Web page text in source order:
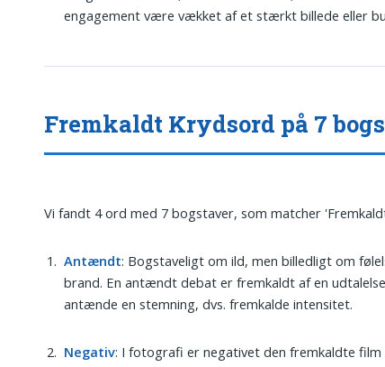
engagement være vækket af et stærkt billede eller
Fremkaldt Krydsord på 7
Vi fandt 4 ord med 7 bogstaver, som matcher
Antændt: Bogstaveligt om ild, men billedligt om
brand. En antændt debat er fremkaldt af en
antænde en stemning, dvs. fremkalde intensitet.
Negativ: I fotografi er negativet den fremkaldte